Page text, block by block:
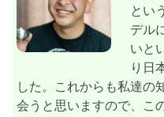
とい
デル
いと
り日
した。これからも私達の
会うと思いますので、こ